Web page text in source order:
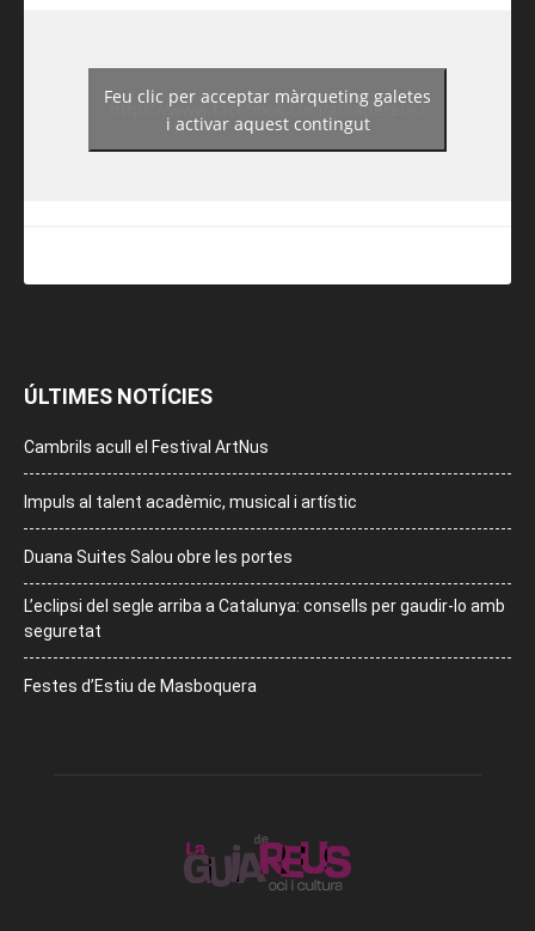
https://www.facebook.com/guiadereus/
Feu clic per acceptar màrqueting galetes
i activar aquest contingut
ÚLTIMES NOTÍCIES
Cambrils acull el Festival ArtNus
Impuls al talent acadèmic, musical i artístic
Duana Suites Salou obre les portes
L’eclipsi del segle arriba a Catalunya: consells per gaudir-lo amb
seguretat
Festes d’Estiu de Masboquera